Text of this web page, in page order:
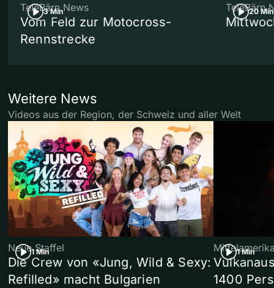
3 Min
TeleBärn News
Vom Feld zur Motocross-
Rennstrecke
20 Min
TeleBärn
Weitere News
Videos aus der Region, der Schweiz und aller Welt
1 Min
Neue Staffel
Die Crew von «Jung, Wild & Sexy:
Refilled» macht Bulgarien
1 Min
1400